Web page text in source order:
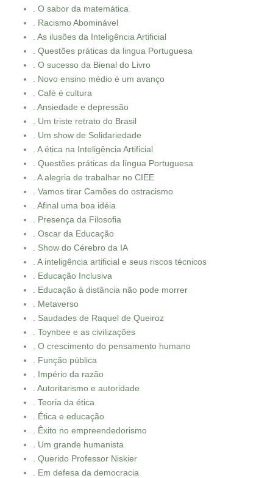
. O sabor da matemática
. Racismo Abominável
. As ilusões da Inteligência Artificial
. Questões práticas da lingua Portuguesa
. O sucesso da Bienal do Livro
. Novo ensino médio é um avanço
. Café é cultura
. Ansiedade e depressão
. Um triste retrato do Brasil
. Um show de Solidariedade
. A ética na Inteligência Artificial
. Questões práticas da língua Portuguesa
. A alegria de trabalhar no CIEE
. Vamos tirar Camões do ostracismo
. Afinal uma boa idéia
. Presença da Filosofia
. Oscar da Educação
. Show do Cérebro da IA
. A inteligência artificial e seus riscos técnicos
. Educação Inclusiva
. Educação à distância não pode morrer
. Metaverso
. Saudades de Raquel de Queiroz
. Toynbee e as civilizações
. O crescimento do pensamento humano
. Função pública
. Império da razão
. Autoritarismo e autoridade
. Teoria da ética
. Ética e educação
. Êxito no empreendedorismo
. Um grande humanista
. Querido Professor Niskier
. Em defesa da democracia